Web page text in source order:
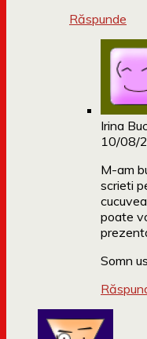
Răspunde
Irina
10/08/
M-am
scrieti
poate
Somn